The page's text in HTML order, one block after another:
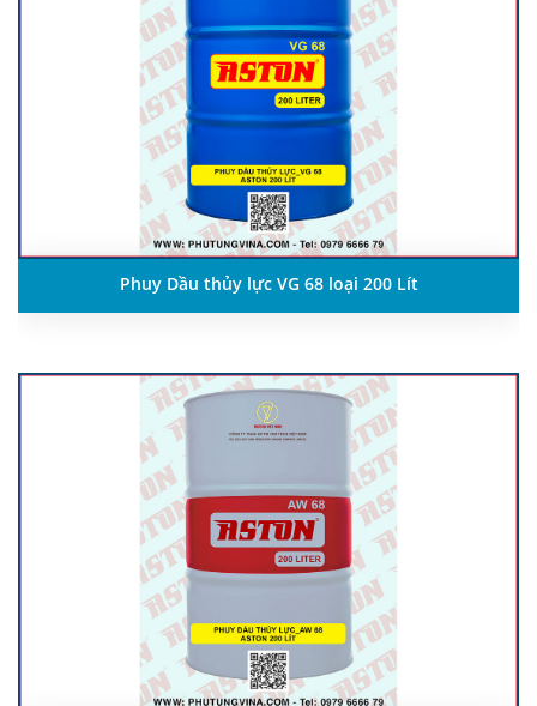
Phuy Dầu thủy lực VG 68 loại 200 Lít